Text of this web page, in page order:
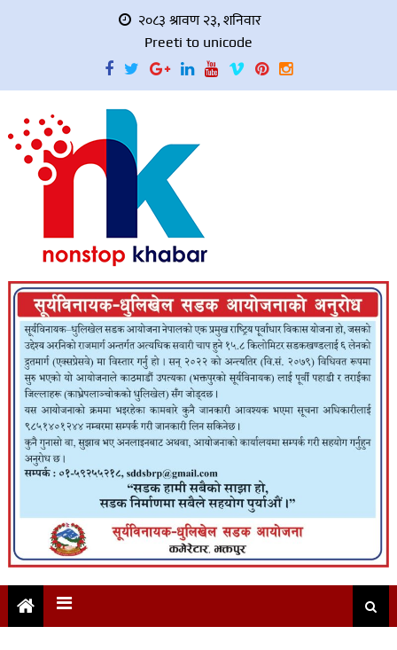
२०८३ श्रावण २३, शनिवार
Preeti to unicode